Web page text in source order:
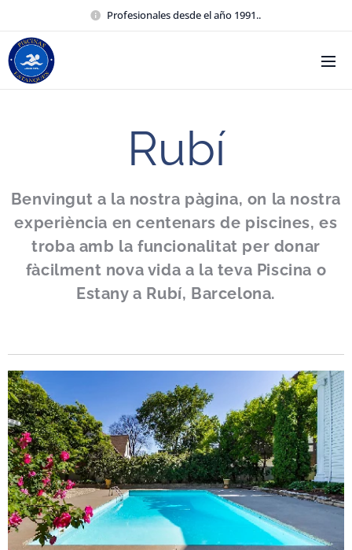
Profesionales desde el año 1991..
Rubí
Benvingut a la nostra pàgina, on la nostra
experiència en centenars de piscines,es
troba amb la funcionalitat per donar
fàcilment nova vida a la teva Piscina o
Estany a Rubí, Barcelona.